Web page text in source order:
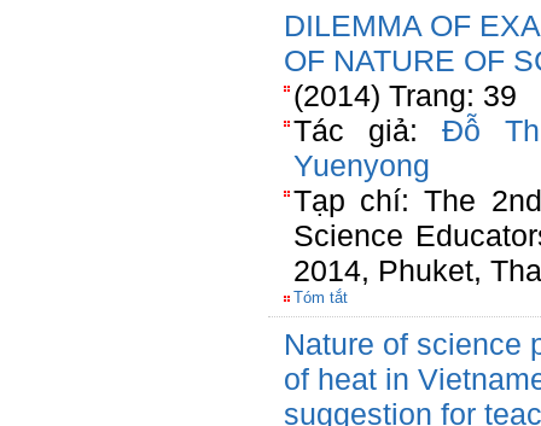
DILEMMA OF
OF NATURE OF
(2014) Trang: 39
Tác giả: Đỗ
Yuenyong
Tạp chí: The
Science
2014, Phuket,
Tóm tắt
Nature of science
of heat in
suggestion for